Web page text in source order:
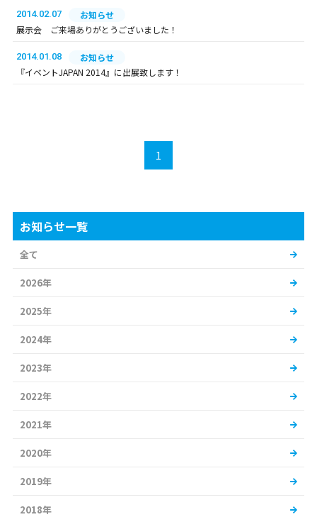
2014.02.07
お知らせ
展示会 ご来場ありがとうございました！
2014.01.08
お知らせ
『イベントJAPAN 2014』に出展致します！
1
お知らせ一覧
全て
2026年
2025年
2024年
2023年
2022年
2021年
2020年
2019年
2018年